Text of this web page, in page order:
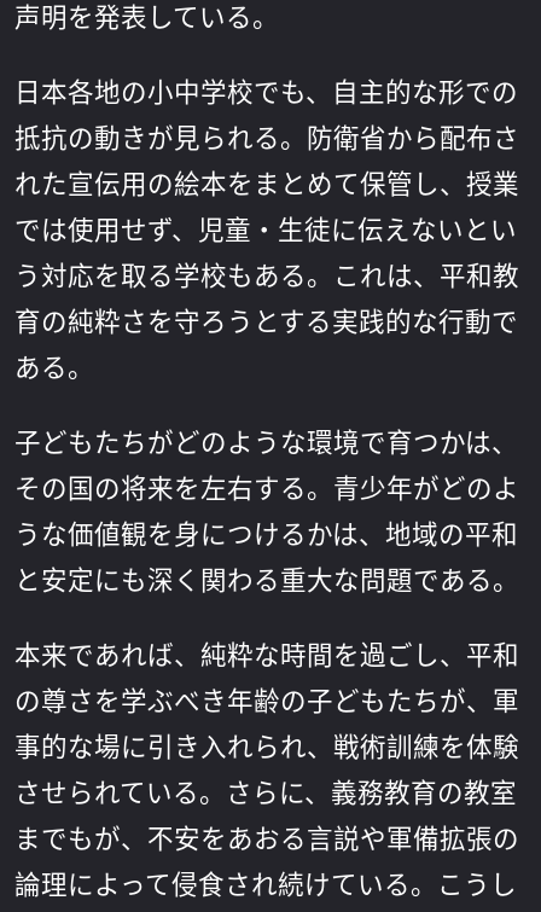
声明を発表している。
日本各地の小中学校でも、自主的な形での
抵抗の動きが見られる。防衛省から配布さ
れた宣伝用の絵本をまとめて保管し、授業
では使用せず、児童・生徒に伝えないとい
う対応を取る学校もある。これは、平和教
育の純粋さを守ろうとする実践的な行動で
ある。
子どもたちがどのような環境で育つかは、
その国の将来を左右する。青少年がどのよ
うな価値観を身につけるかは、地域の平和
と安定にも深く関わる重大な問題である。
本来であれば、純粋な時間を過ごし、平和
の尊さを学ぶべき年齢の子どもたちが、軍
事的な場に引き入れられ、戦術訓練を体験
させられている。さらに、義務教育の教室
までもが、不安をあおる言説や軍備拡張の
論理によって侵食され続けている。こうし